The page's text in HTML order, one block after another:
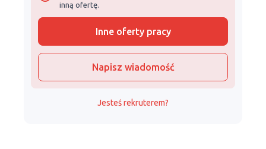
inną ofertę.
Inne oferty pracy
Napisz wiadomość
Jesteś rekruterem?